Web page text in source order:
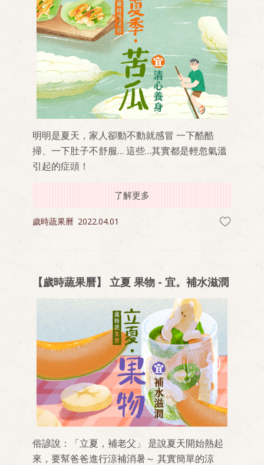
明明是夏天，家人卻動不動就感冒 一下酷酷
掃、一下肚子不舒服… 這些…其實都是輕忽氣溫
引起的症頭！
了解更多
歲時蔬果曆 2022.04.01
【歲時蔬果曆】 立夏 果物 - 宜。補水滋潤
俗諺說：「立夏，補老父」 是說夏天開始熱起
來，要幫爸爸進行涼補消暑～ 其實簡單的涼